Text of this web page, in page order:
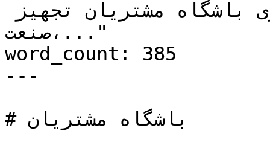
صنعت،..."
word_count: 385
---
# باشگاه مشتریان